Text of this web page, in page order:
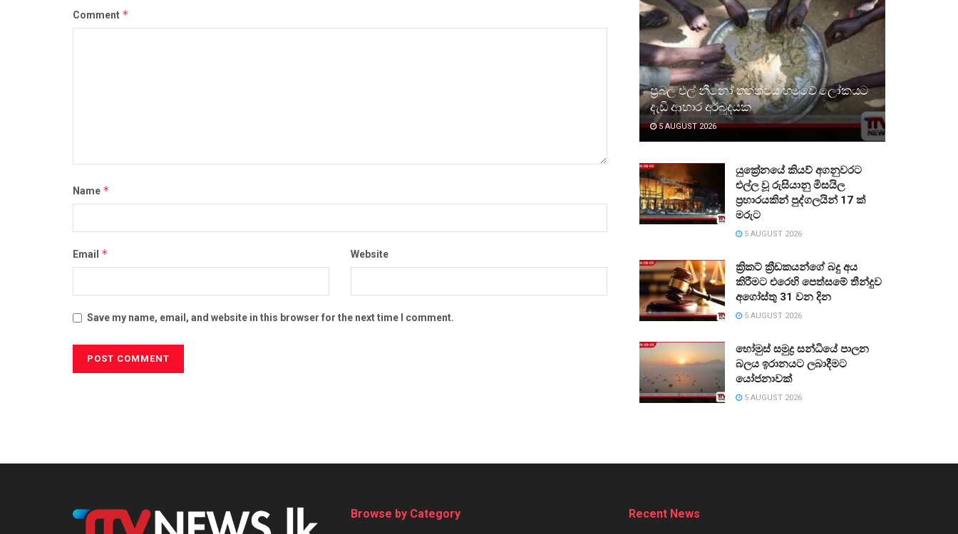
Comment *
Name *
Email * Website
Save my name, email, and website in this browser for the next time I comment.
ප්‍රබල එල් නීනෝ තත්ත්වය හමුවේ ලෝකයට
දැඩි ආහාර අර්බුදයක
5 AUGUST 2026
යුක්‍රේනයේ කියව් අගනුවරට
එල්ල වූ රුසියානු මිසයිල
ප්‍රහාරයකින් පුද්ගලයින් 17 ක්
මරුට
5 AUGUST 2026
ක්‍රිකට් ක්‍රීඩකයන්ගේ බදු අය
කිරීමට එරෙහි පෙත්සමේ තීන්දුව
අගෝස්තු 31 වන දින
5 AUGUST 2026
හෝමුස් සමුද්‍ර සන්ධියේ පාලන
බලය ඉරානයට ලබාදීමට
යෝජනාවක්
5 AUGUST 2026
Browse by Category Recent News